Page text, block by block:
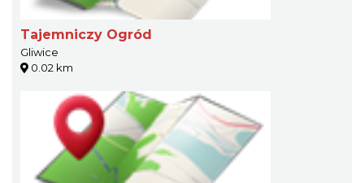
Tajemniczy Ogród
Gliwice
0.02 km